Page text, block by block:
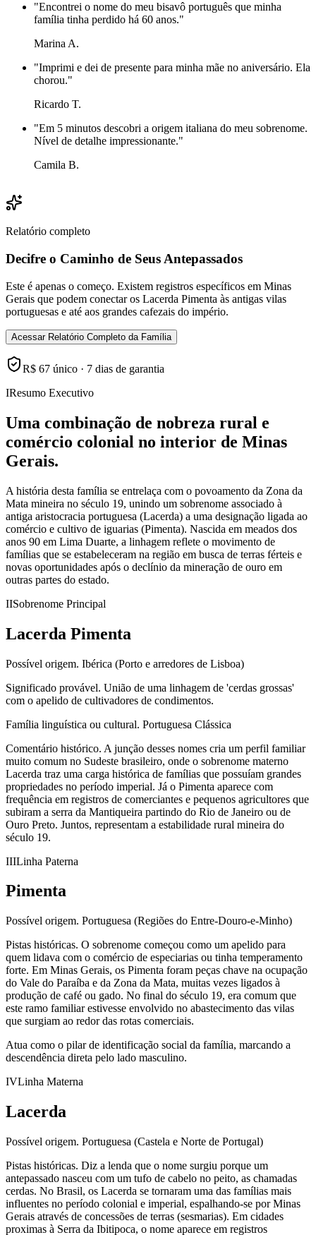
"Encontrei o nome do meu bisavô português que minha
família tinha perdido há 60 anos."
Marina A.
"Imprimi e dei de presente para minha mãe no aniversário. Ela
chorou."
Ricardo T.
"Em 5 minutos descobri a origem italiana do meu sobrenome.
Nível de detalhe impressionante."
Camila B.
Relatório completo
Decifre o Caminho de Seus Antepassados
Este é apenas o começo. Existem registros específicos em Minas
Gerais que podem conectar os Lacerda Pimenta às antigas vilas
portuguesas e até aos grandes cafezais do império.
Acessar Relatório Completo da Família
R$ 67 único · 7 dias de garantia
IResumo Executivo
Uma combinação de nobreza rural e
comércio colonial no interior de Minas
Gerais.
A história desta família se entrelaça com o povoamento da Zona da
Mata mineira no século 19, unindo um sobrenome associado à
antiga aristocracia portuguesa (Lacerda) a uma designação ligada ao
comércio e cultivo de iguarias (Pimenta). Nascida em meados dos
anos 90 em Lima Duarte, a linhagem reflete o movimento de
famílias que se estabeleceram na região em busca de terras férteis e
novas oportunidades após o declínio da mineração de ouro em
outras partes do estado.
IISobrenome Principal
Lacerda Pimenta
Possível origem. Ibérica (Porto e arredores de Lisboa)
Significado provável. União de uma linhagem de 'cerdas grossas'
com o apelido de cultivadores de condimentos.
Família linguística ou cultural. Portuguesa Clássica
Comentário histórico. A junção desses nomes cria um perfil familiar
muito comum no Sudeste brasileiro, onde o sobrenome materno
Lacerda traz uma carga histórica de famílias que possuíam grandes
propriedades no período imperial. Já o Pimenta aparece com
frequência em registros de comerciantes e pequenos agricultores que
subiram a serra da Mantiqueira partindo do Rio de Janeiro ou de
Ouro Preto. Juntos, representam a estabilidade rural mineira do
século 19.
IIILinha Paterna
Pimenta
Possível origem. Portuguesa (Regiões do Entre-Douro-e-Minho)
Pistas históricas. O sobrenome começou como um apelido para
quem lidava com o comércio de especiarias ou tinha temperamento
forte. Em Minas Gerais, os Pimenta foram peças chave na ocupação
do Vale do Paraíba e da Zona da Mata, muitas vezes ligados à
produção de café ou gado. No final do século 19, era comum que
este ramo familiar estivesse envolvido no abastecimento das vilas
que surgiam ao redor das rotas comerciais.
Atua como o pilar de identificação social da família, marcando a
descendência direta pelo lado masculino.
IVLinha Materna
Lacerda
Possível origem. Portuguesa (Castela e Norte de Portugal)
Pistas históricas. Diz a lenda que o nome surgiu porque um
antepassado nasceu com um tufo de cabelo no peito, as chamadas
cerdas. No Brasil, os Lacerda se tornaram uma das famílias mais
influentes no período colonial e imperial, espalhando-se por Minas
Gerais através de concessões de terras (sesmarias). Em cidades
proximas à Serra da Ibitipoca, o nome aparece em registros